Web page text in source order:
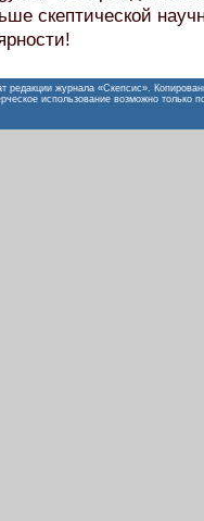
скептической
редакции журнала «Скепсис».
использование возможно только